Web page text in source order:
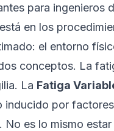
para ingenieros
en los
el entorno
conceptos. La
La Fatiga
por
es lo mismo